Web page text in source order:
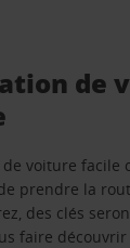
de
voiture facile
prendre la
des clés
faire découvrir